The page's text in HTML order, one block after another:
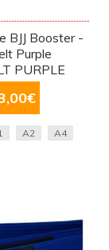
BJJ Booster -
Purple
PURPLE
€
A2 A4